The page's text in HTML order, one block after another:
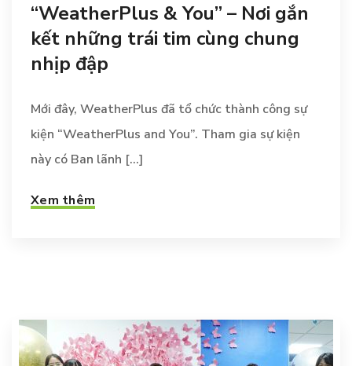
“WeatherPlus & You” – Nơi gắn
kết những trái tim cùng chung
nhịp đập
Mới đây, WeatherPlus đã tổ chức thành công sự
kiện “WeatherPlus and You”. Tham gia sự kiện
này có Ban lãnh [...]
Xem thêm